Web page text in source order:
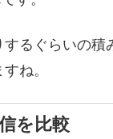
るぐらいの
ね。
を比較